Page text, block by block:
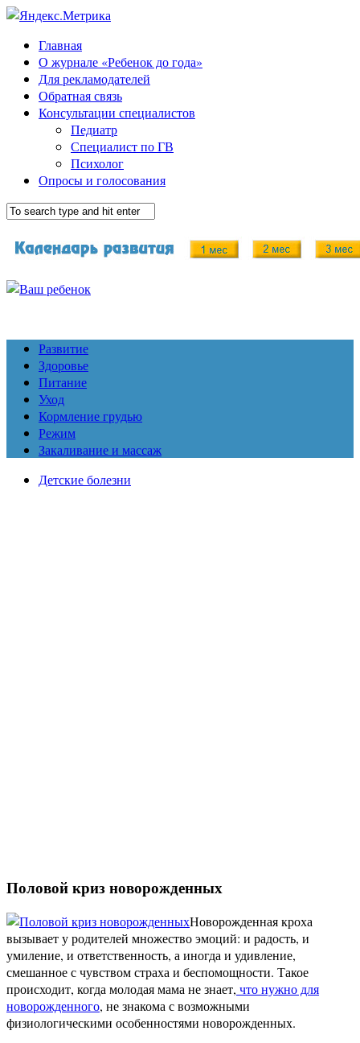
Главная
О журнале «Ребенок до года»
Для рекламодателей
Обратная связь
Консультации специалистов
Педиатр
Специалист по ГВ
Психолог
Опросы и голосования
Развитие
Здоровье
Питание
Уход
Кормление грудью
Режим
Закаливание и массаж
Детские болезни
Половой криз новорожденных
Новорожденная кроха
вызывает у родителей множество эмоций: и радость, и
умиление, и ответственность, а иногда и удивление,
смешанное с чувством страха и беспомощности. Такое
происходит, когда молодая мама не знает, что нужно для
новорожденного, не знакома с возможными
физиологическими особенностями новорожденных.